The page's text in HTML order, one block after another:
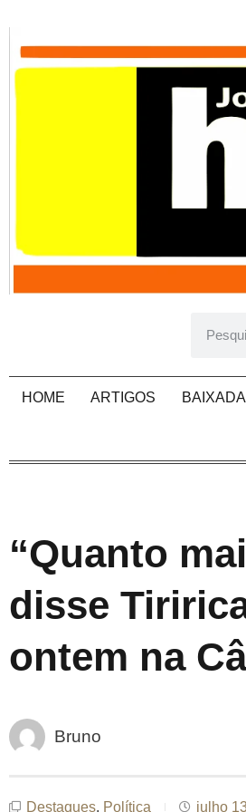
HOME ARTIGOS BAIXADA
“Quanto
disse
ontem na
Bruno
Destaques, Política julho